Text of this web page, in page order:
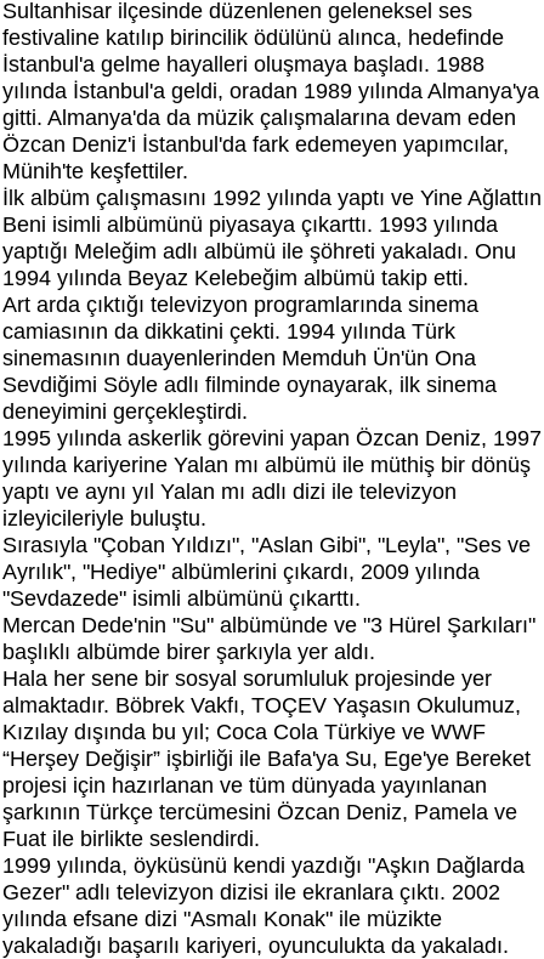
Sultanhisar ilçesinde düzenlenen geleneksel ses
festivaline katılıp birincilik ödülünü alınca, hedefinde
İstanbul'a gelme hayalleri oluşmaya başladı. 1988
yılında İstanbul'a geldi, oradan 1989 yılında Almanya'ya
gitti. Almanya'da da müzik çalışmalarına devam eden
Özcan Deniz'i İstanbul'da fark edemeyen yapımcılar,
Münih'te keşfettiler.
İlk albüm çalışmasını 1992 yılında yaptı ve Yine Ağlattın
Beni isimli albümünü piyasaya çıkarttı. 1993 yılında
yaptığı Meleğim adlı albümü ile şöhreti yakaladı. Onu
1994 yılında Beyaz Kelebeğim albümü takip etti.
Art arda çıktığı televizyon programlarında sinema
camiasının da dikkatini çekti. 1994 yılında Türk
sinemasının duayenlerinden Memduh Ün'ün Ona
Sevdiğimi Söyle adlı filminde oynayarak, ilk sinema
deneyimini gerçekleştirdi.
1995 yılında askerlik görevini yapan Özcan Deniz, 1997
yılında kariyerine Yalan mı albümü ile müthiş bir dönüş
yaptı ve aynı yıl Yalan mı adlı dizi ile televizyon
izleyicileriyle buluştu.
Sırasıyla "Çoban Yıldızı", "Aslan Gibi", "Leyla", "Ses ve
Ayrılık", "Hediye" albümlerini çıkardı, 2009 yılında
"Sevdazede" isimli albümünü çıkarttı.
Mercan Dede'nin "Su" albümünde ve "3 Hürel Şarkıları"
başlıklı albümde birer şarkıyla yer aldı.
Hala her sene bir sosyal sorumluluk projesinde yer
almaktadır. Böbrek Vakfı, TOÇEV Yaşasın Okulumuz,
Kızılay dışında bu yıl; Coca Cola Türkiye ve WWF
“Herşey Değişir” işbirliği ile Bafa'ya Su, Ege'ye Bereket
projesi için hazırlanan ve tüm dünyada yayınlanan
şarkının Türkçe tercümesini Özcan Deniz, Pamela ve
Fuat ile birlikte seslendirdi.
1999 yılında, öyküsünü kendi yazdığı "Aşkın Dağlarda
Gezer" adlı televizyon dizisi ile ekranlara çıktı. 2002
yılında efsane dizi "Asmalı Konak" ile müzikte
yakaladığı başarılı kariyeri, oyunculukta da yakaladı.